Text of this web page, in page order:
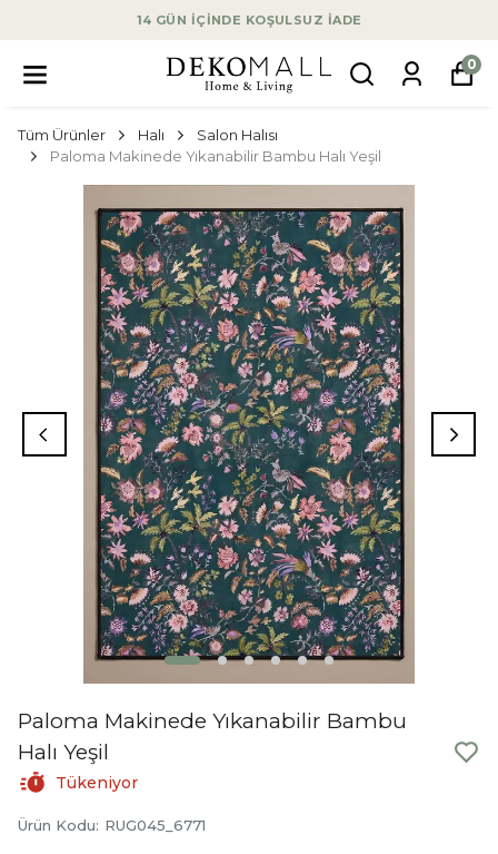
14 GÜN İÇİNDE KOŞULSUZ İADE
0
Tüm Ürünler Halı
Salon Halısı
Paloma Makinede Yıkanabilir Bambu Halı Yeşil
Paloma Makinede Yıkanabilir Bambu
Halı Yeşil
Tükeniyor
Ürün Kodu: RUG045_6771